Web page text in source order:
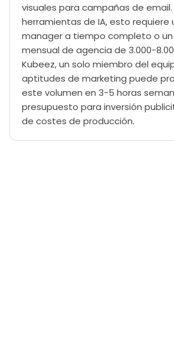
visuales para campañas de email.
herramientas de IA, esto requiere
manager a tiempo completo o
mensual de agencia de 3.000-
Kubeez, un solo miembro del
aptitudes de marketing puede
este volumen en 3-5 horas
presupuesto para inversión
de costes de producción.